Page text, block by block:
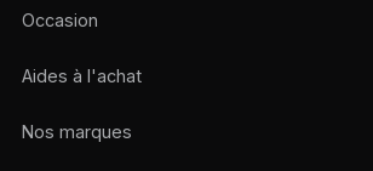
Occasion
Aides à l'achat
Nos marques